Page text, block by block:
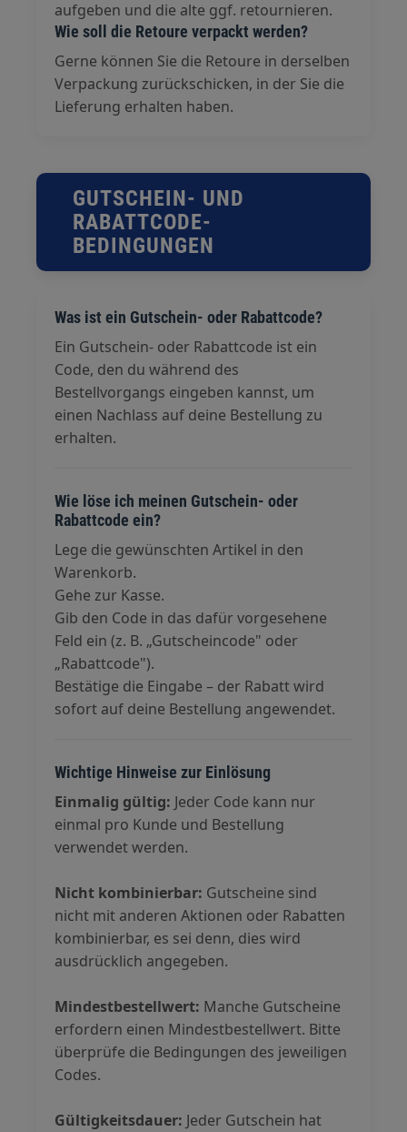
aufgeben und die alte ggf. retournieren.
Wie soll die Retoure verpackt werden?
Gerne können Sie die Retoure in derselben
Verpackung zurückschicken, in der Sie die
Lieferung erhalten haben.
GUTSCHEIN- UND
RABATTCODE-
BEDINGUNGEN
Was ist ein Gutschein- oder Rabattcode?
Ein Gutschein- oder Rabattcode ist ein
Code, den du während des
Bestellvorgangs eingeben kannst, um
einen Nachlass auf deine Bestellung zu
erhalten.
Wie löse ich meinen Gutschein- oder
Rabattcode ein?
Lege die gewünschten Artikel in den
Warenkorb.
Gehe zur Kasse.
Gib den Code in das dafür vorgesehene
Feld ein (z. B. „Gutscheincode" oder
„Rabattcode").
Bestätige die Eingabe – der Rabatt wird
sofort auf deine Bestellung angewendet.
Wichtige Hinweise zur Einlösung
Einmalig gültig: Jeder Code kann nur
einmal pro Kunde und Bestellung
verwendet werden.
Nicht kombinierbar: Gutscheine sind
nicht mit anderen Aktionen oder Rabatten
kombinierbar, es sei denn, dies wird
ausdrücklich angegeben.
Mindestbestellwert: Manche Gutscheine
erfordern einen Mindestbestellwert. Bitte
überprüfe die Bedingungen des jeweiligen
Codes.
Gültigkeitsdauer: Jeder Gutschein hat